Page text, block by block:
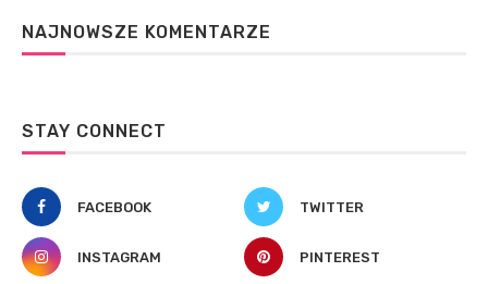
NAJNOWSZE KOMENTARZE
STAY CONNECT
FACEBOOK TWITTER
INSTAGRAM PINTEREST